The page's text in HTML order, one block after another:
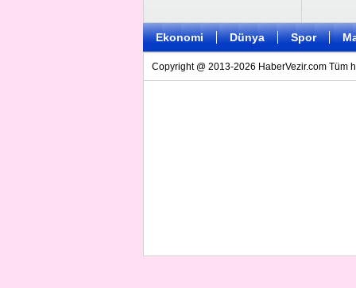
Ekonomi Dünya Spor
Copyright @ 2013-2026 HaberVezir.com Tüm